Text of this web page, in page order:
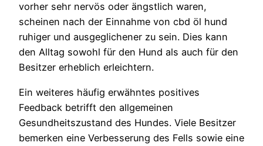
vorher sehr nervös oder ängstlich waren,
scheinen nach der Einnahme von cbd öl hund
ruhiger und ausgeglichener zu sein. Dies kann
den Alltag sowohl für den Hund als auch für den
Besitzer erheblich erleichtern.
Ein weiteres häufig erwähntes positives
Feedback betrifft den allgemeinen
Gesundheitszustand des Hundes. Viele Besitzer
bemerken eine Verbesserung des Fells sowie eine